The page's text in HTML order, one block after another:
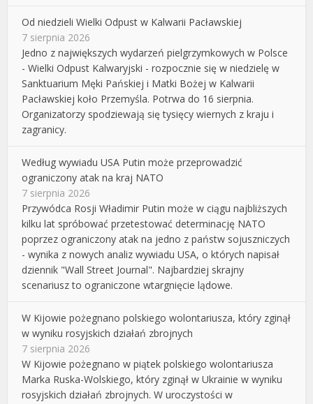
Od niedzieli Wielki Odpust w Kalwarii Pacławskiej
7 sierpnia 2026
Jedno z największych wydarzeń pielgrzymkowych w Polsce
- Wielki Odpust Kalwaryjski - rozpocznie się w niedzielę w
Sanktuarium Męki Pańskiej i Matki Bożej w Kalwarii
Pacławskiej koło Przemyśla. Potrwa do 16 sierpnia.
Organizatorzy spodziewają się tysięcy wiernych z kraju i
zagranicy.
Według wywiadu USA Putin może przeprowadzić
ograniczony atak na kraj NATO
7 sierpnia 2026
Przywódca Rosji Władimir Putin może w ciągu najbliższych
kilku lat spróbować przetestować determinację NATO
poprzez ograniczony atak na jedno z państw sojuszniczych
- wynika z nowych analiz wywiadu USA, o których napisał
dziennik "Wall Street Journal". Najbardziej skrajny
scenariusz to ograniczone wtargnięcie lądowe.
W Kijowie pożegnano polskiego wolontariusza, który zginął
w wyniku rosyjskich działań zbrojnych
7 sierpnia 2026
W Kijowie pożegnano w piątek polskiego wolontariusza
Marka Ruska-Wolskiego, który zginął w Ukrainie w wyniku
rosyjskich działań zbrojnych. W uroczystości w